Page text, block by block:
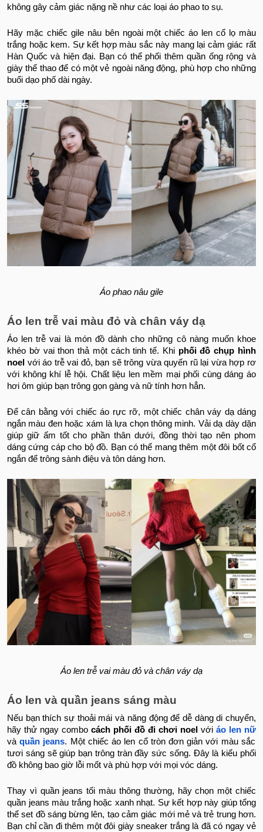
không gây cảm giác nặng nề như các loại áo phao to sụ.
Hãy mặc chiếc gile nâu bên ngoài một chiếc áo len cổ lọ màu
trắng hoặc kem. Sự kết hợp màu sắc này mang lại cảm giác rất
Hàn Quốc và hiện đại. Bạn có thể phối thêm quần ống rộng và
giày thể thao để có một vẻ ngoài năng động, phù hợp cho những
buổi dạo phố dài ngày.
Áo phao nâu gile
Áo len trễ vai màu đỏ và chân váy dạ
Áo len trễ vai là món đồ dành cho những cô nàng muốn khoe
khéo bờ vai thon thả một cách tinh tế. Khi phối đồ chụp hình
noel với áo trễ vai đỏ, bạn sẽ trông vừa quyến rũ lại vừa hợp rơ
với không khí lễ hội. Chất liệu len mềm mại phối cùng dáng áo
hơi ôm giúp bạn trông gọn gàng và nữ tính hơn hẳn.
Để cân bằng với chiếc áo rực rỡ, một chiếc chân váy dạ dáng
ngắn màu đen hoặc xám là lựa chọn thông minh. Vải dạ dày dặn
giúp giữ ấm tốt cho phần thân dưới, đồng thời tạo nên phom
dáng cứng cáp cho bộ đồ. Bạn có thể mang thêm một đôi bốt cổ
ngắn để trông sành điệu và tôn dáng hơn.
Áo len trễ vai màu đỏ và chân váy dạ
Áo len và quần jeans sáng màu
Nếu bạn thích sự thoải mái và năng động để dễ dàng di chuyển,
hãy thử ngay combo cách phối đồ đi chơi noel với áo len nữ
vàquần jeans. Một chiếc áo len cổ tròn đơn giản với màu sắc
tươi sáng sẽ giúp bạn trông tràn đầy sức sống. Đây là kiểu phối
đồ không bao giờ lỗi mốt và phù hợp với mọi vóc dáng.
Thay vì quần jeans tối màu thông thường, hãy chọn một chiếc
quần jeans màu trắng hoặc xanh nhạt. Sự kết hợp này giúp tổng
thể set đồ sáng bừng lên, tạo cảm giác mới mẻ và trẻ trung hơn.
Bạn chỉ cần đi thêm một đôi giày sneaker trắng là đã có ngay vẻ